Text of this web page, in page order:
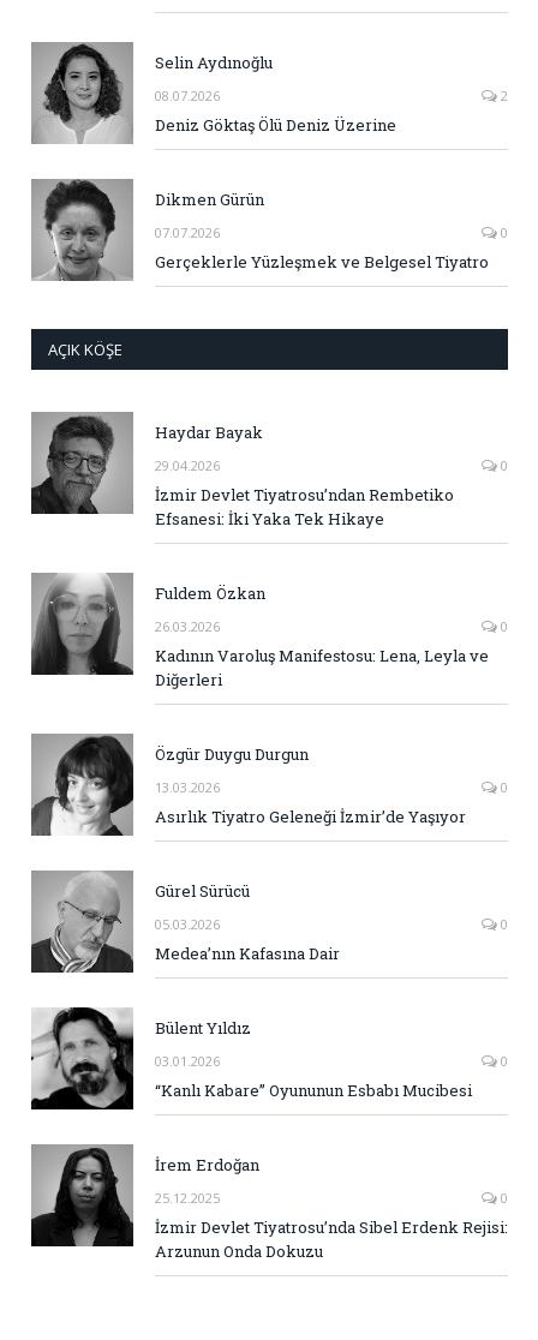
Selin Aydınoğlu
08.07.2026 2
Deniz Göktaş Ölü Deniz Üzerine
Dikmen Gürün
07.07.2026 0
Gerçeklerle Yüzleşmek ve Belgesel Tiyatro
AÇIK KÖŞE
Haydar Bayak
29.04.2026 0
İzmir Devlet Tiyatrosu’ndan Rembetiko
Efsanesi: İki Yaka Tek Hikaye
Fuldem Özkan
26.03.2026 0
Kadının Varoluş Manifestosu: Lena, Leyla ve
Diğerleri
Özgür Duygu Durgun
13.03.2026 0
Asırlık Tiyatro Geleneği İzmir’de Yaşıyor
Gürel Sürücü
05.03.2026 0
Medea’nın Kafasına Dair
Bülent Yıldız
03.01.2026 0
“Kanlı Kabare” Oyununun Esbabı Mucibesi
İrem Erdoğan
25.12.2025 0
İzmir Devlet Tiyatrosu’nda Sibel Erdenk Rejisi:
Arzunun Onda Dokuzu